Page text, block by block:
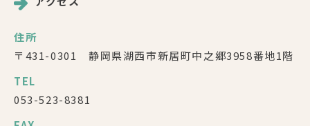
住所
〒431-0301 静岡県湖西市新居町中之郷3958番地1階
TEL
053-523-8381